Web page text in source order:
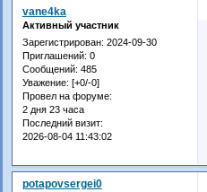
vane4ka
Активный участник
Зарегистрирован: 2024-09-30
Приглашений: 0
Сообщений: 485
Уважение: [+0/-0]
Провел на форуме:
2 дня 23 часа
Последний визит:
2026-08-04 11:43:02
potapovsergei0